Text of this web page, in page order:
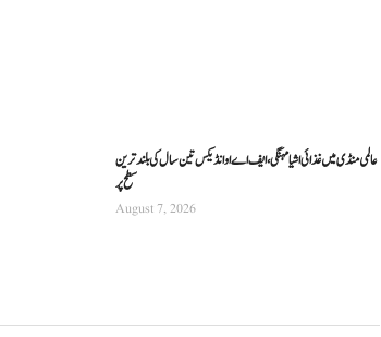
عالمی منڈی میں غذائی اشیا مہنگی، ایف اے او انڈیکس تین سال کی بلند ترین
سطح پر
August 7, 2026